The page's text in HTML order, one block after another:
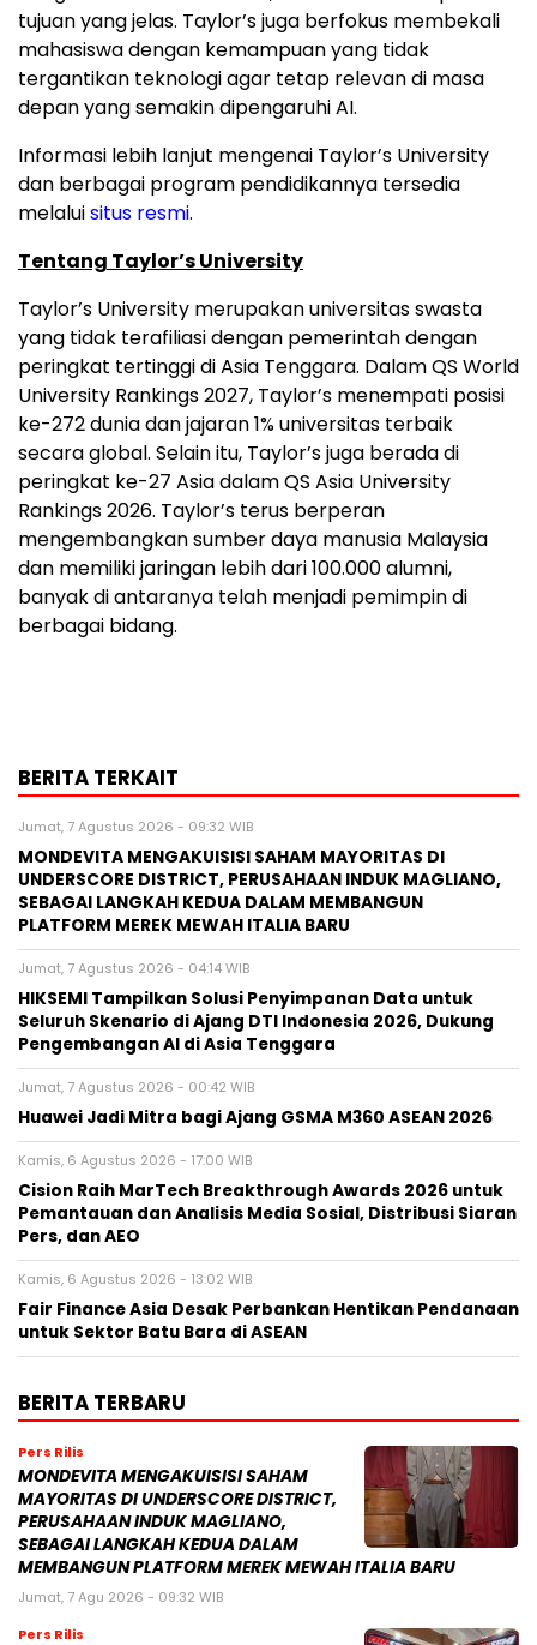
tujuan yang jelas. Taylor’s juga berfokus membekali
mahasiswa dengan kemampuan yang tidak
tergantikan teknologi agar tetap relevan di masa
depan yang semakin dipengaruhi AI.
Informasi lebih lanjut mengenai Taylor’s University
dan berbagai program pendidikannya tersedia
melaluisitus resmi.
Tentang Taylor’s University
Taylor’s University merupakan universitas swasta
yang tidak terafiliasi dengan pemerintah dengan
peringkat tertinggi di Asia Tenggara. Dalam QS World
University Rankings 2027, Taylor’s menempati posisi
ke-272 dunia dan jajaran 1% universitas terbaik
secara global. Selain itu, Taylor’s juga berada di
peringkat ke-27 Asia dalam QS Asia University
Rankings 2026. Taylor’s terus berperan
mengembangkan sumber daya manusia Malaysia
dan memiliki jaringan lebih dari 100.000 alumni,
banyak di antaranya telah menjadi pemimpin di
berbagai bidang.
BERITA TERKAIT
Jumat, 7 Agustus 2026 - 09:32 WIB
MONDEVITA MENGAKUISISI SAHAM MAYORITAS DI
UNDERSCORE DISTRICT, PERUSAHAAN INDUK MAGLIANO,
SEBAGAI LANGKAH KEDUA DALAM MEMBANGUN
PLATFORM MEREK MEWAH ITALIA BARU
Jumat, 7 Agustus 2026 - 04:14 WIB
HIKSEMI Tampilkan Solusi Penyimpanan Data untuk
Seluruh Skenario di Ajang DTI Indonesia 2026, Dukung
Pengembangan AI di Asia Tenggara
Jumat, 7 Agustus 2026 - 00:42 WIB
Huawei Jadi Mitra bagi Ajang GSMA M360 ASEAN 2026
Kamis, 6 Agustus 2026 - 17:00 WIB
Cision Raih MarTech Breakthrough Awards 2026 untuk
Pemantauan dan Analisis Media Sosial, Distribusi Siaran
Pers, dan AEO
Kamis, 6 Agustus 2026 - 13:02 WIB
Fair Finance Asia Desak Perbankan Hentikan Pendanaan
untuk Sektor Batu Bara di ASEAN
BERITA TERBARU
Pers Rilis
MONDEVITA MENGAKUISISI SAHAM
MAYORITAS DI UNDERSCORE DISTRICT,
PERUSAHAAN INDUK MAGLIANO,
SEBAGAI LANGKAH KEDUA DALAM
MEMBANGUN PLATFORM MEREK MEWAH ITALIA BARU
Jumat, 7 Agu 2026 - 09:32 WIB
Pers Rilis